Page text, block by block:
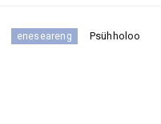
Psühholoog hoiatab: need